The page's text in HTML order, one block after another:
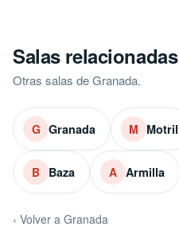
Salas relacionadas
Otras salas de Granada.
G Granada M Motril
B Baza A Armilla
‹ Volver a Granada